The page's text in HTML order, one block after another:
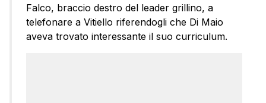
Falco, braccio destro del leader grillino, a
telefonare a Vitiello riferendogli che Di Maio
aveva trovato interessante il suo curriculum.